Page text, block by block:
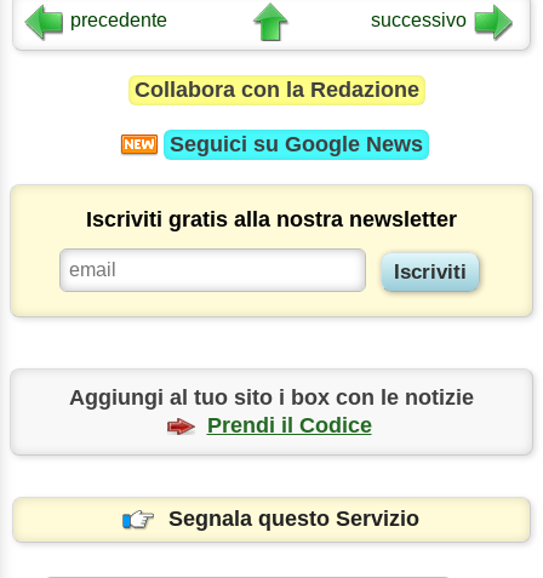
precedente successivo
Collabora con la Redazione
Seguici su Google News
Iscriviti gratis alla nostra newsletter
Aggiungi al tuo sito i box con le notizie
Prendi il Codice
Segnala questo Servizio